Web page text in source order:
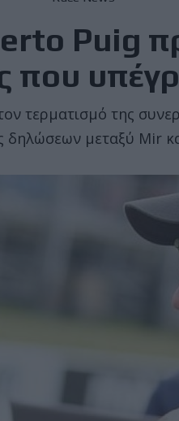
Puig
που
τερματισμό της
δηλώσεων μεταξύ Mir